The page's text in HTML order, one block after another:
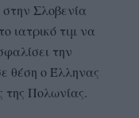
Σλοβενία
ιατρικό τιμ να
την
θέση ο Έλληνας
της Πολωνίας.